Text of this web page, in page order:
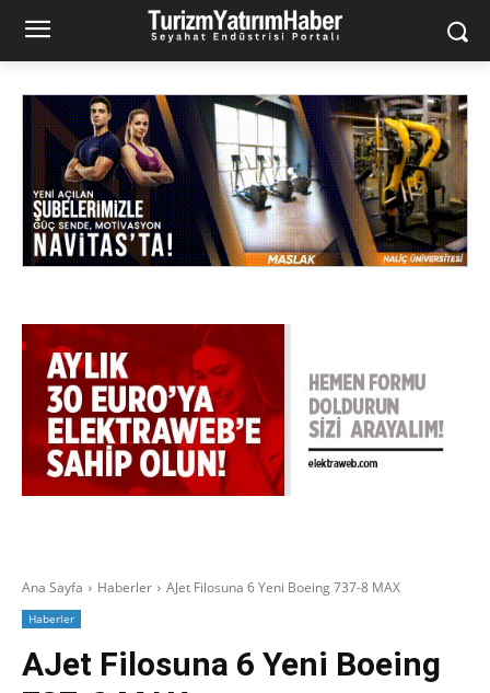
Ana Sayfa Haberler AJet Filosuna 6 Yeni Boeing 737-8 MAX
Haberler
AJet Filosuna 6 Yeni Boeing